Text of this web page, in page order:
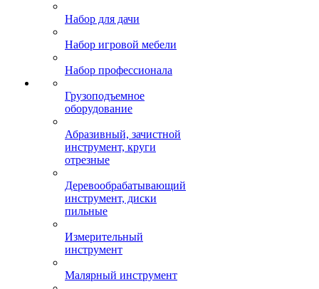
Набор для дачи
Набор игровой мебели
Набор профессионала
Грузоподъемное
оборудование
Абразивный, зачистной
инструмент, круги
отрезные
Деревообрабатывающий
инструмент, диски
пильные
Измерительный
инструмент
Малярный инструмент